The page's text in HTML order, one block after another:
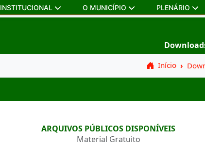
INSTITUCIONAL O MUNICÍPIO PLENÁRIO
Início
ARQUIVOS PÚBLICOS DISPONÍVEIS
Material Gratuito